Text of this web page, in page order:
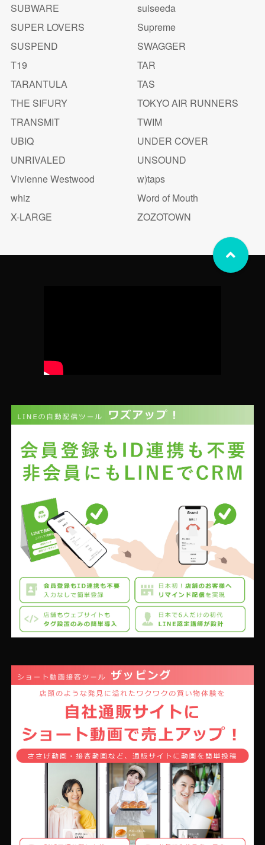
SUBWARE
suiseeda
SUPER LOVERS
Supreme
SUSPEND
SWAGGER
T19
TAR
TARANTULA
TAS
THE SIFURY
TOKYO AIR RUNNERS
TRANSMIT
TWIM
UBIQ
UNDER COVER
UNRIVALED
UNSOUND
Vivienne Westwood
w)taps
whiz
Word of Mouth
X-LARGE
ZOZOTOWN